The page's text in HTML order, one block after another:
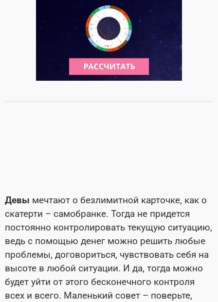
Девы мечтают о безлимитной карточке, как о
скатерти – самобранке. Тогда не придется
постоянно контролировать текущую ситуацию,
ведь с помощью денег можно решить любые
проблемы, договориться, чувствовать себя на
высоте в любой ситуации. И да, тогда можно
будет уйти от этого бесконечного контроля
всех и всего. Маленький совет – поверьте,